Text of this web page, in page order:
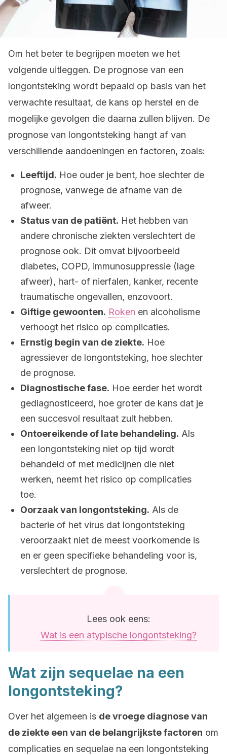
Om het beter te begrijpen moeten we het
volgende uitleggen. De prognose van een
longontsteking wordt bepaald op basis van het
verwachte resultaat, de kans op herstel en de
mogelijke gevolgen die daarna zullen blijven. De
prognose van longontsteking hangt af van
verschillende aandoeningen en factoren, zoals:
Leeftijd. Hoe ouder je bent, hoe slechter de
prognose, vanwege de afname van de
afweer.
Status van de patiënt. Het hebben van
andere chronische ziekten verslechtert de
prognose ook. Dit omvat bijvoorbeeld
diabetes, COPD, immunosuppressie (lage
afweer), hart- of nierfalen, kanker, recente
traumatische ongevallen, enzovoort.
Giftige gewoonten. Roken en alcoholisme
verhoogt het risico op complicaties.
Ernstig begin van de ziekte. Hoe
agressiever de longontsteking, hoe slechter
de prognose.
Diagnostische fase. Hoe eerder het wordt
gediagnosticeerd, hoe groter de kans dat je
een succesvol resultaat zult hebben.
Ontoereikende of late behandeling. Als
een longontsteking niet op tijd wordt
behandeld of met medicijnen die niet
werken, neemt het risico op complicaties
toe.
Oorzaak van longontsteking. Als de
bacterie of het virus dat longontsteking
veroorzaakt niet de meest voorkomende is
en er geen specifieke behandeling voor is,
verslechtert de prognose.
Lees ook eens:
Wat is een atypische longontsteking?
Wat zijn sequelae na een
longontsteking?
Over het algemeen is de vroege diagnose van
de ziekte een van de belangrijkste factoren om
complicaties en sequelae na een longontsteking